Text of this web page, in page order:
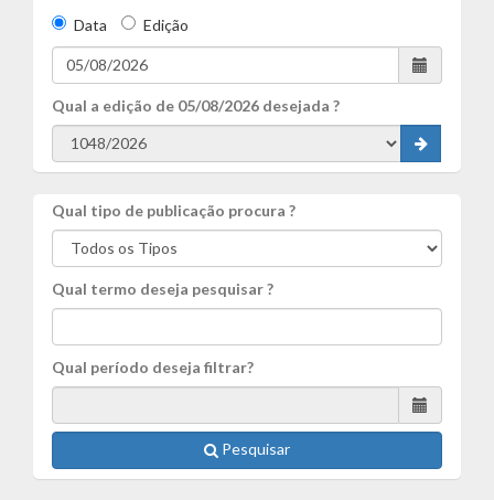
Data
Edição
Qual a edição de 05/08/2026 desejada ?
Qual tipo de publicação procura ?
Qual termo deseja pesquisar ?
Qual período deseja filtrar?
Pesquisar